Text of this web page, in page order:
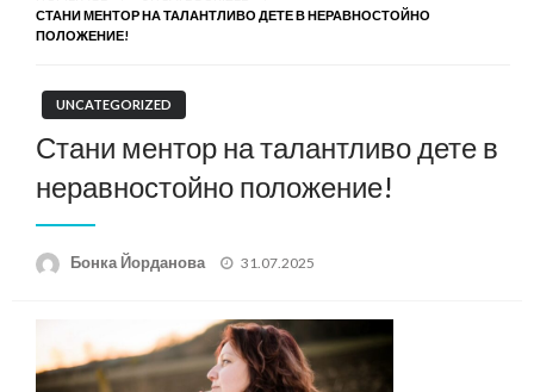
СТАНИ МЕНТОР НА ТАЛАНТЛИВО ДЕТЕ В НЕРАВНОСТОЙНО
ПОЛОЖЕНИЕ!
UNCATEGORIZED
Стани ментор на талантливо дете в
неравностойно положение!
Бонка Йорданова
Posted
31.07.2025